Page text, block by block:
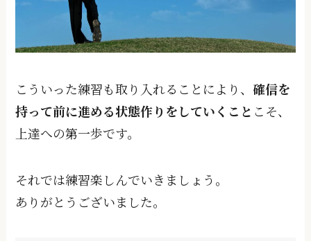
こういった練習も取り入れることにより、確信を
持って前に進める状態作りをしていくこと こそ、
上達への第⼀歩です。
それでは練習楽しんでいきましょう。
ありがとうございました。